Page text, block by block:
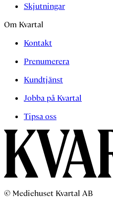
Skjutningar
Om Kvartal
Kontakt
Prenumerera
Kundtjänst
Jobba på Kvartal
Tipsa oss
© Mediehuset Kvartal AB